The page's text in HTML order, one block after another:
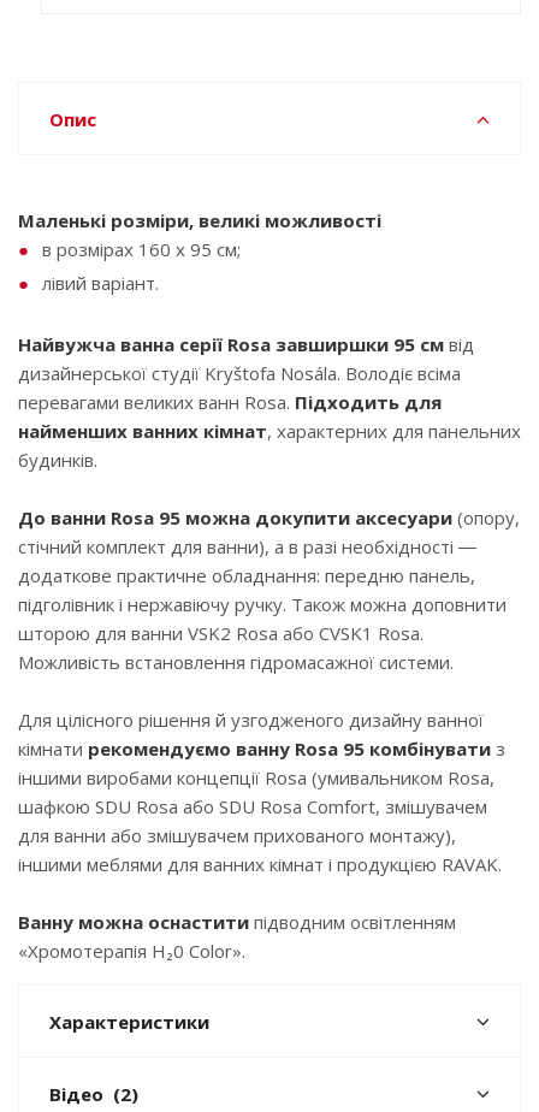
Опис
Маленькі розміри, великі можливості
в розмірах 160 x 95 см;
лівий варіант.
Найвужча ванна серії Rosa завширшки 95 см від
дизайнерської студії Kryštofa Nosála. Володіє всіма
перевагами великих ванн Rosa. Підходить для
найменших ванних кімнат, характерних для панельних
будинків.
До ванни Rosa 95 можна докупити аксесуари (опору,
стічний комплект для ванни), а в разі необхідності ―
додаткове практичне обладнання: передню панель,
підголівник і нержавіючу ручку. Також можна доповнити
шторою для ванни VSK2 Rosa або CVSK1 Rosa.
Можливість встановлення гідромасажної системи.
Для цілісного рішення й узгодженого дизайну ванної
кімнати рекомендуємо ванну Rosa 95 комбінувати з
іншими виробами концепції Rosa (умивальником Rosa,
шафкою SDU Rosa або SDU Rosa Comfort, змішувачем
для ванни або змішувачем прихованого монтажу),
іншими меблями для ванних кімнат і продукцією RAVAK.
Ванну можна оснастити підводним освітленням
«Хромотерапія H₂0 Color».
Характеристики
Відео (2)